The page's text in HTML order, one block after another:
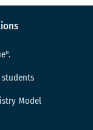
Model